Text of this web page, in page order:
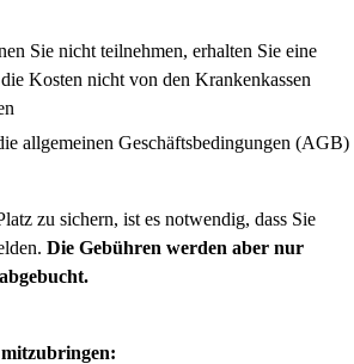
Sie nicht teilnehmen, erhalten Sie eine
Kosten nicht von den Krankenkassen
allgemeinen Geschäftsbedingungen (AGB)
zu sichern, ist es notwendig, dass Sie
Die Gebühren werden aber nur